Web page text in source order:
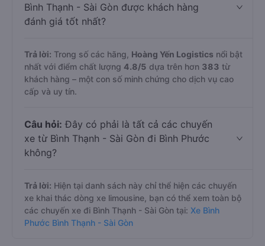
Bình Thạnh - Sài Gòn được khách hàng
đánh giá tốt nhất?
Trả lời: Trong số các hãng, Hoàng Yến Logistics nổi bật
nhất với điểm chất lượng 4.8/5 dựa trên hơn 383 từ
khách hàng – một con số minh chứng cho dịch vụ cao
cấp và uy tín.
Câu hỏi: Đây có phải là tất cả các chuyến
xe từ Bình Thạnh - Sài Gòn đi Bình Phước
không?
Trả lời: Hiện tại danh sách này chỉ thể hiện các chuyến
xe khai thác dòng xe limousine, bạn có thể xem toàn bộ
các chuyến xe đi Bình Thạnh - Sài Gòn tại: Xe Bình
Phước Bình Thạnh - Sài Gòn